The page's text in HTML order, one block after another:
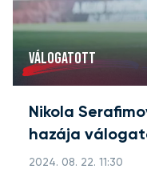
VÁLOGATOTT
Nikola
hazája
2024. 08. 22. 11:30